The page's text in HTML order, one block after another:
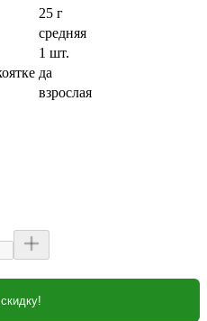
25 г
средняя
1 шт.
да
взрослая